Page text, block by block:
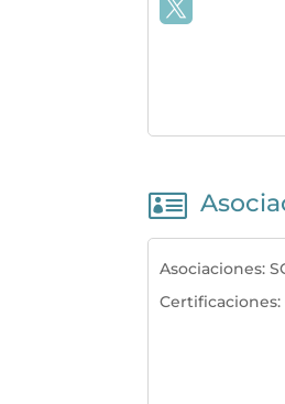

Asociaciones:
Certificaciones: